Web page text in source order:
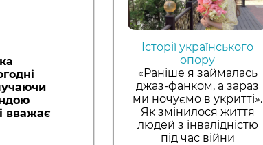
вважає
Історії українського
опору
«Раніше я займалась
джаз-фанком, а зараз
ми ночуємо в укритті».
Як змінилося життя
людей з інвалідністю
під час війни